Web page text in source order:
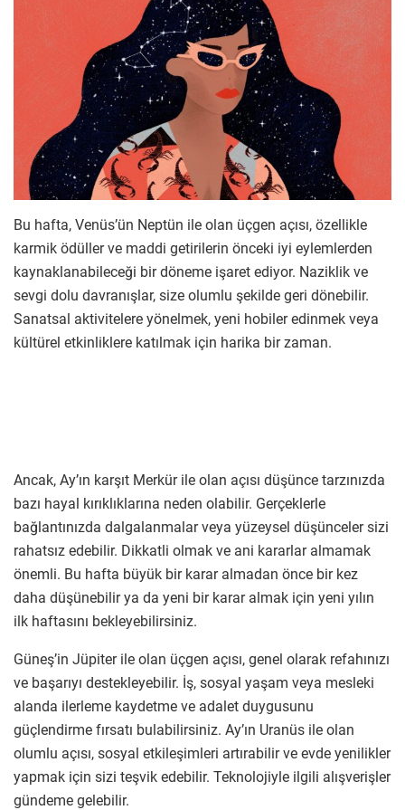
Bu hafta, Venüs’ün Neptün ile olan üçgen açısı, özellikle
karmik ödüller ve maddi getirilerin önceki iyi eylemlerden
kaynaklanabileceği bir döneme işaret ediyor. Naziklik ve
sevgi dolu davranışlar, size olumlu şekilde geri dönebilir.
Sanatsal aktivitelere yönelmek, yeni hobiler edinmek veya
kültürel etkinliklere katılmak için harika bir zaman.
Ancak, Ay’ın karşıt Merkür ile olan açısı düşünce tarzınızda
bazı hayal kırıklıklarına neden olabilir. Gerçeklerle
bağlantınızda dalgalanmalar veya yüzeysel düşünceler sizi
rahatsız edebilir. Dikkatli olmak ve ani kararlar almamak
önemli. Bu hafta büyük bir karar almadan önce bir kez
daha düşünebilir ya da yeni bir karar almak için yeni yılın
ilk haftasını bekleyebilirsiniz.
Güneş’in Jüpiter ile olan üçgen açısı, genel olarak refahınızı
ve başarıyı destekleyebilir. İş, sosyal yaşam veya mesleki
alanda ilerleme kaydetme ve adalet duygusunu
güçlendirme fırsatı bulabilirsiniz. Ay’ın Uranüs ile olan
olumlu açısı, sosyal etkileşimleri artırabilir ve evde yenilikler
yapmak için sizi teşvik edebilir. Teknolojiyle ilgili alışverişler
gündeme gelebilir.